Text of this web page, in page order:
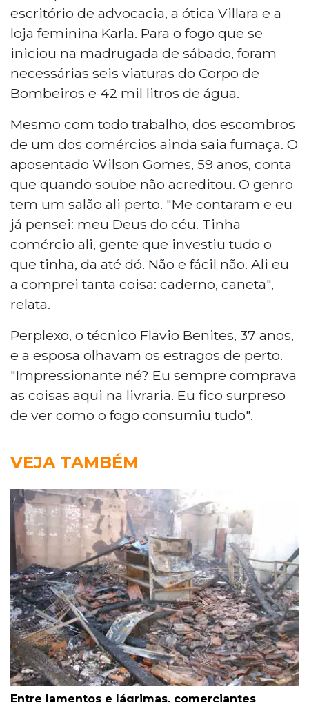
escritório de advocacia, a ótica Villara e a
loja feminina Karla. Para o fogo que se
iniciou na madrugada de sábado, foram
necessárias seis viaturas do Corpo de
Bombeiros e 42 mil litros de água.
Mesmo com todo trabalho, dos escombros
de um dos comércios ainda saia fumaça. O
aposentado Wilson Gomes, 59 anos, conta
que quando soube não acreditou. O genro
tem um salão ali perto. "Me contaram e eu
já pensei: meu Deus do céu. Tinha
comércio ali, gente que investiu tudo o
que tinha, da até dó. Não e fácil não. Ali eu
a comprei tanta coisa: caderno, caneta",
relata.
Perplexo, o técnico Flavio Benites, 37 anos,
e a esposa olhavam os estragos de perto.
"Impressionante né? Eu sempre comprava
as coisas aqui na livraria. Eu fico surpreso
de ver como o fogo consumiu tudo".
VEJA TAMBÉM
Entre lamentos e lágrimas, comerciantes